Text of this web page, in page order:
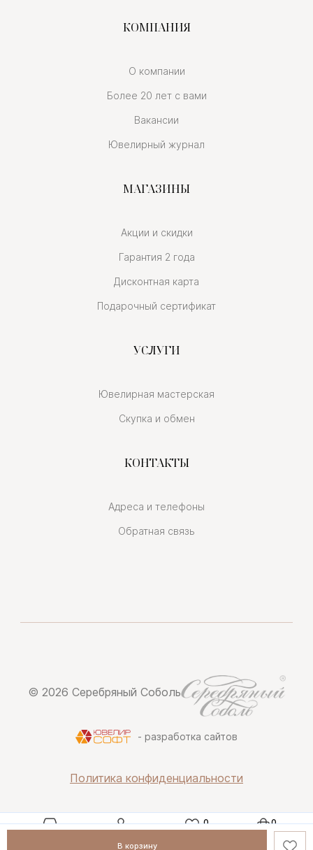
В корзину
КОМПАНИЯ
О компании
Более 20 лет с вами
Вакансии
Ювелирный журнал
МАГАЗИНЫ
Акции и скидки
Гарантия 2 года
Дисконтная карта
Подарочный сертификат
УСЛУГИ
Ювелирная мастерская
Скупка и обмен
КОНТАКТЫ
Адреса и телефоны
Обратная связь
© 2026 Серебряный Соболь
- разработка сайтов
Политика конфиденциальности